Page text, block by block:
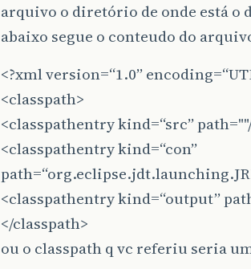
arquivo o diretório de onde está o
abaixo segue o conteudo do
<?xml version=“1.0”
<classpath>
<classpathentry kind=“src”
<classpathentry kind=“con”
<classpathentry kind=“output”
</classpath>
ou o classpath q vc referiu seria